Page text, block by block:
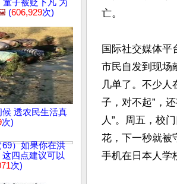
童子被贬下凡 为
(606,929次)
透农民生活真
次)
）如果你在洪
四点建议可以
次)
亡。
国际社交媒体平
市民自发到现场
几单了。不少人
子，对不起”，
人”。周五，校
花，下一秒就被
手机在日本人学